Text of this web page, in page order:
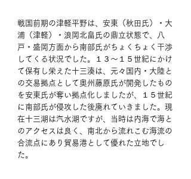
戦国前期の津軽平野は、安東（秋田氏）・大
浦（津軽）・浪岡北畠氏の鼎立状態で、八
戸・盛岡方面から南部氏がちょくちょく干渉
してくる状況でした。１３～１５世紀にかけ
て保有し栄えた十三湊は、元々国内・大陸と
の交易拠点として奥州藤原氏が開発したもの
を安東氏が奪い拠点化しましたが、１５世紀
に南部氏が侵攻した後廃れていきました。現
在十三湖は汽水湖ですが、当時は内海で海と
のアクセスは良く、南北から流れこむ海流の
合流点にあり貿易港として優れた立地でし
た。